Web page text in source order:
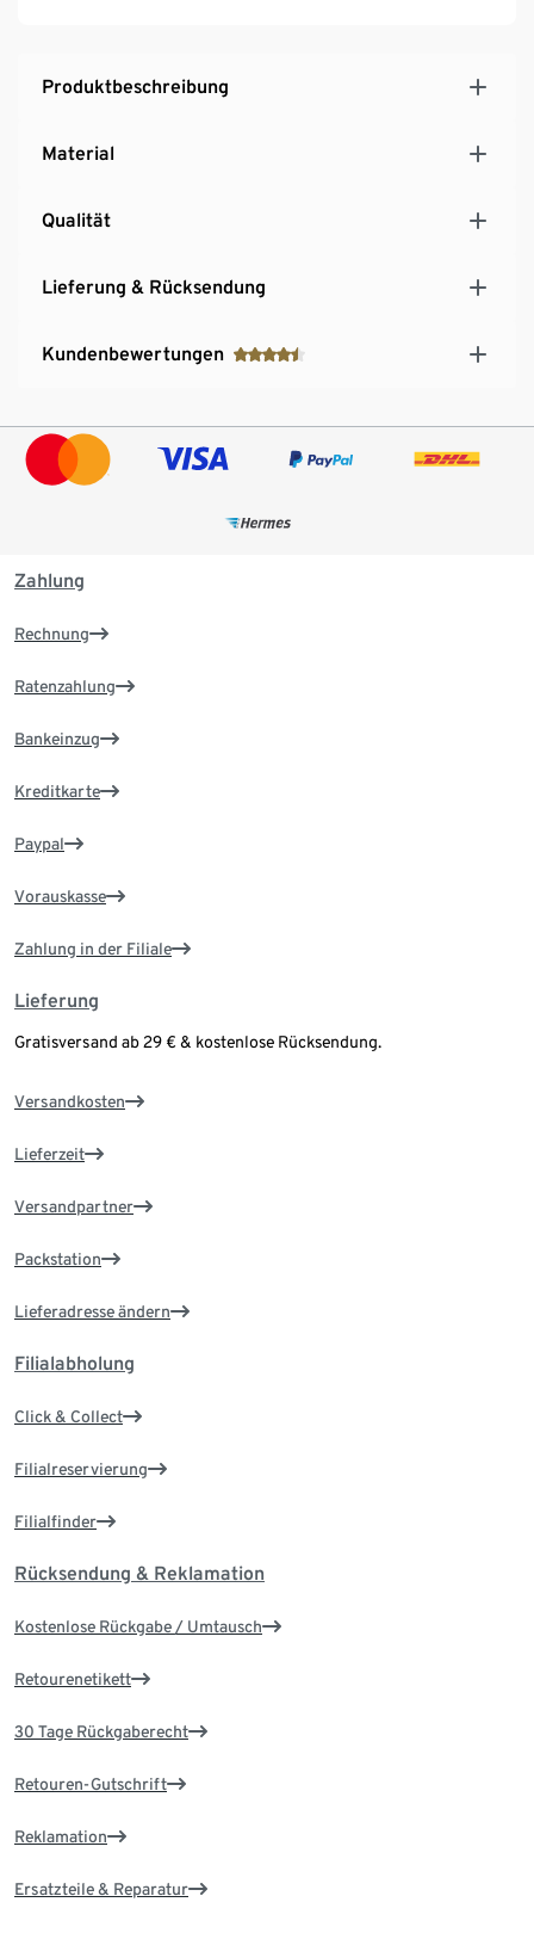
Produktbeschreibung
Material
Qualität
Lieferung & Rücksendung
Kundenbewertungen
Zahlung
Rechnung
Ratenzahlung
Bankeinzug
Kreditkarte
Paypal
Vorauskasse
Zahlung in der Filiale
Lieferung
Gratisversand ab 29 € & kostenlose Rücksendung.
Versandkosten
Lieferzeit
Versandpartner
Packstation
Lieferadresse ändern
Filialabholung
Click & Collect
Filialreservierung
Filialfinder
Rücksendung & Reklamation
Kostenlose Rückgabe / Umtausch
Retourenetikett
30 Tage Rückgaberecht
Retouren-Gutschrift
Reklamation
Ersatzteile & Reparatur